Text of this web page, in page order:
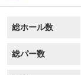
総ホール数
総パー数